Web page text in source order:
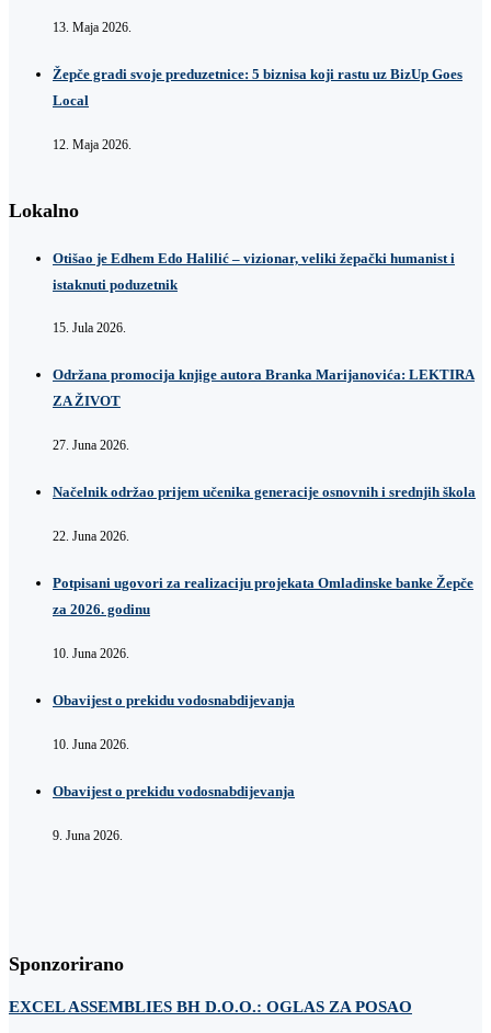
13. Maja 2026.
Žepče gradi svoje preduzetnice: 5 biznisa koji rastu uz BizUp Goes
Local
12. Maja 2026.
Lokalno
Otišao je Edhem Edo Halilić – vizionar, veliki žepački humanist i
istaknuti poduzetnik
15. Jula 2026.
Održana promocija knjige autora Branka Marijanovića: LEKTIRA
ZA ŽIVOT
27. Juna 2026.
Načelnik održao prijem učenika generacije osnovnih i srednjih škola
22. Juna 2026.
Potpisani ugovori za realizaciju projekata Omladinske banke Žepče
za 2026. godinu
10. Juna 2026.
Obavijest o prekidu vodosnabdijevanja
10. Juna 2026.
Obavijest o prekidu vodosnabdijevanja
9. Juna 2026.
Sponzorirano
EXCEL ASSEMBLIES BH D.O.O.: OGLAS ZA POSAO